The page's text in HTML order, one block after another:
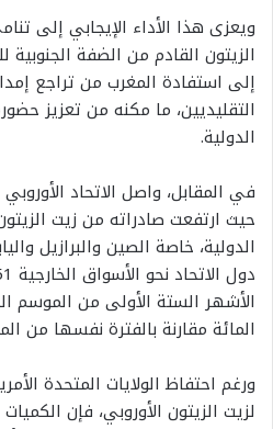
ويعزى هذا الأداء الإيجابي إلى
الزيتون القادم من الضفة الجنوبية
إلى استفادة المغرب من تراجع
التقليديين، ما مكنه من تعزيز
الدولية.
في المقابل، واصل الاتحاد
حيث ارتفعت صادراته من زيت
الدولية، خاصة الصين والبرازيل
المائة مقارنة بالفترة نفسها من
ورغم احتفاظ الولايات المتحدة
لزيت الزيتون الأوروبي، فإن